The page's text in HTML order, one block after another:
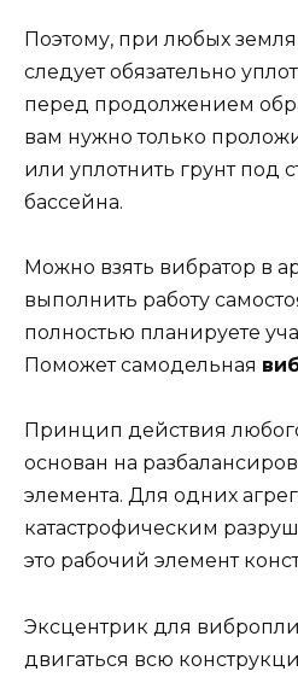
Поэтому, при любых
следует обязательно
перед продолжением
вам нужно только
или уплотнить грунт под
бассейна.
Можно взять вибратор в
выполнить работу
полностью планируете
Поможет самодельная
Принцип действия
основан на
элемента. Для одних
катастрофическим
это рабочий элемент
Эксцентрик для
двигаться всю